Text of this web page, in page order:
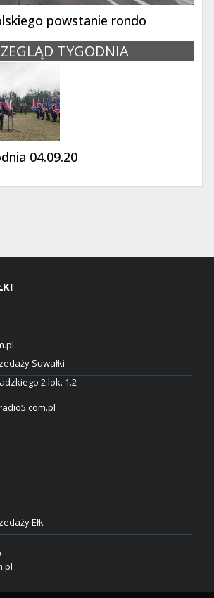
powstanie rondo
TYGODNIA
04.09.20
Suwałki
2 lok. 1.2
Ełk